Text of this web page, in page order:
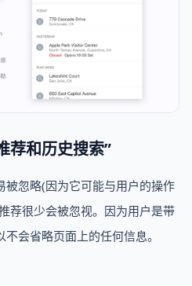
荐和历史搜索”
被忽略(因为它可能与用户的操作
荐很少会被忽视。因为用户是带
会省略页面上的任何信息。